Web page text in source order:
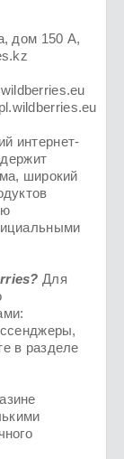
дом 150 А,
интернет-
широкий
Для
в разделе